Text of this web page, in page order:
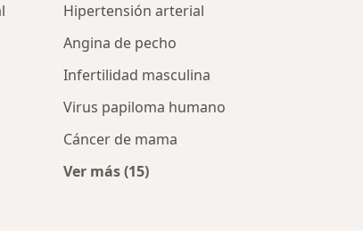
Hipertensión arterial
Angina de pecho
Infertilidad masculina
Virus papiloma humano
Cáncer de mama
Ver más (15)